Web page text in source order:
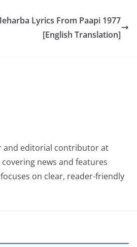
Lyrics From Paapi 1977
[English Translation]
and editorial contributor at
news and features
on clear, reader-friendly